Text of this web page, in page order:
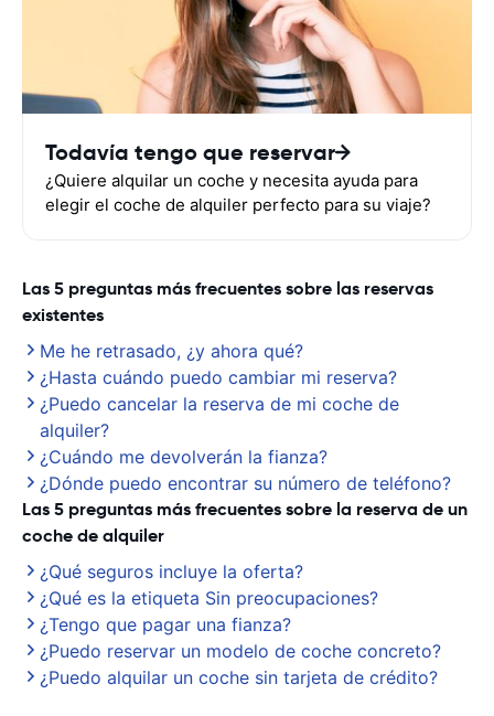
Todavía tengo que reservar
¿Quiere alquilar un coche y necesita ayuda para
elegir el coche de alquiler perfecto para su viaje?
Las 5 preguntas más frecuentes sobre las reservas
existentes
Me he retrasado, ¿y ahora qué?
¿Hasta cuándo puedo cambiar mi reserva?
¿Puedo cancelar la reserva de mi coche de
alquiler?
¿Cuándo me devolverán la fianza?
¿Dónde puedo encontrar su número de teléfono?
Las 5 preguntas más frecuentes sobre la reserva de un
coche de alquiler
¿Qué seguros incluye la oferta?
¿Qué es la etiqueta Sin preocupaciones?
¿Tengo que pagar una fianza?
¿Puedo reservar un modelo de coche concreto?
¿Puedo alquilar un coche sin tarjeta de crédito?